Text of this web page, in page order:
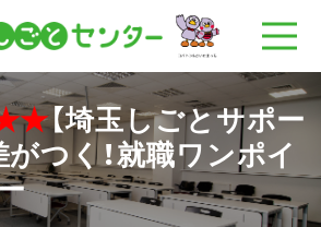
【埼玉しごとサポー
がつく！就職ワンポイ